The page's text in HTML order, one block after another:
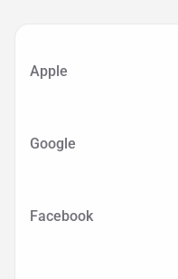
Apple
Google
Facebook